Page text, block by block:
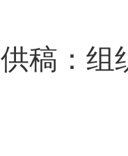
供稿：组